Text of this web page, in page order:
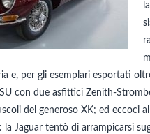
e, per gli esemplari esportati
con due asfittici Zenith-
del generoso XK; ed eccoci
la Jaguar tentò di arrampicarsi